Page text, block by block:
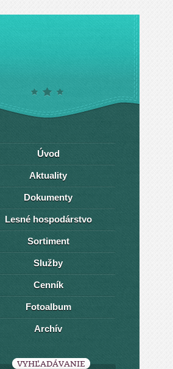
Úvod
Aktuality
Dokumenty
Lesné hospodárstvo
Sortiment
Služby
Cenník
Fotoalbum
Archív
VYHĽADÁVANIE